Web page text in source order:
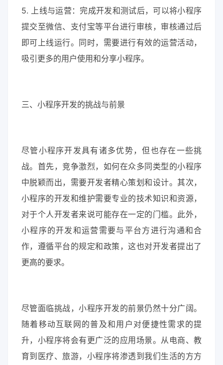
5. 上线与运营：完成开发和测试后，可以将小程序
提交至微信、支付宝等平台进行审核，审核通过后
即可上线运行。同时，需要进行有效的运营活动，
吸引更多的用户使用和分享小程序。
三、小程序开发的挑战与前景
尽管小程序开发具有诸多优势，但也存在一些挑
战。首先，竞争激烈，如何在众多同类型的小程序
中脱颖而出，需要开发者精心策划和设计。其次，
小程序的开发和维护需要专业的技术知识和资源，
对于个人开发者来说可能存在一定的门槛。此外，
小程序的开发和运营需要与平台方进行沟通和合
作，遵循平台的规定和政策，这也对开发者提出了
更高的要求。
尽管面临挑战，小程序开发的前景仍然十分广阔。
随着移动互联网的普及和用户对便捷性需求的提
升，小程序将会有更广泛的应用场景。从电商、教
育到医疗、旅游，小程序将渗透到我们生活的方方